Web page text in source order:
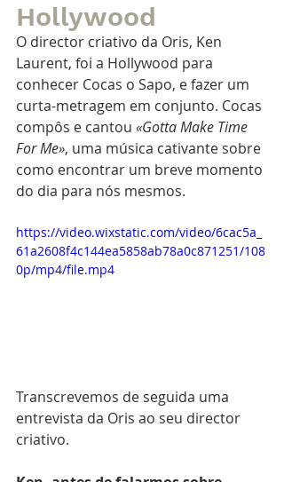
Hollywood
O director criativo da Oris, Ken
Laurent, foi a Hollywood para
conhecer Cocas o Sapo, e fazer um
curta-metragem em conjunto. Cocas
compôs e cantou «Gotta Make Time
For Me», uma música cativante sobre
como encontrar um breve momento
do dia para nós mesmos.
https://video.wixstatic.com/video/6cac5a_
61a2608f4c144ea5858ab78a0c871251/108
0p/mp4/file.mp4
Transcrevemos de seguida uma
entrevista da Oris ao seu director
criativo.